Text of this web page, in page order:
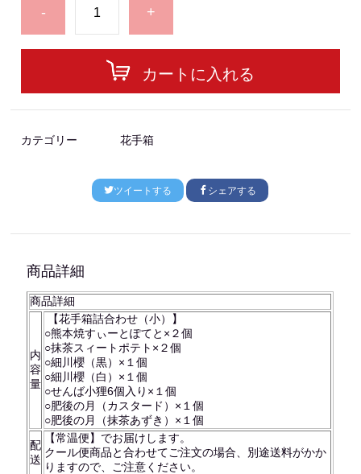
- +
カートに入れる
カテゴリー 花手箱
ツイートする シェアする
商品詳細
商品詳細
内
容
量
【花手箱詰合わせ（小）】
○熊本焼すぃーとぽてと×２個
○抹茶スィートポテト×２個
○細川櫻（黒）×１個
○細川櫻（白）×１個
○せんば小狸6個入り×１個
○肥後の月（カスタード）×１個
○肥後の月（抹茶あずき）×１個
配
送
【常温便】でお届けします。
クール便商品と合わせてご注文の場合、別途送料がかか
りますので、ご注意ください。